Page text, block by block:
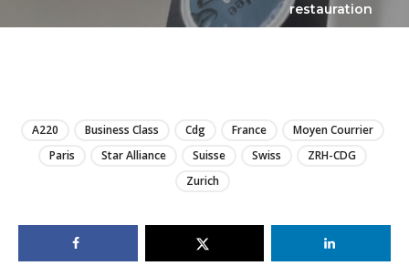
restauration
A220 Business Class Cdg France
Moyen Courrier
Paris
Star Alliance Suisse Swiss
ZRH-CDG
Zurich